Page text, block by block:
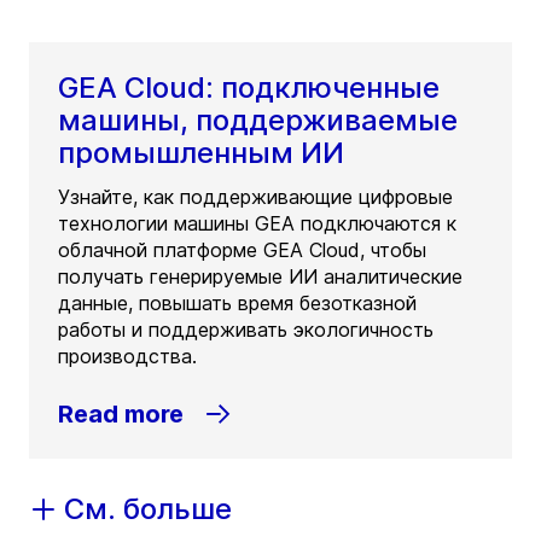
GEA Cloud: подключенные
машины, поддерживаемые
промышленным ИИ
Узнайте, как поддерживающие цифровые
технологии машины GEA подключаются к
облачной платформе GEA Cloud, чтобы
получать генерируемые ИИ аналитические
данные, повышать время безотказной
работы и поддерживать экологичность
производства.
Read more
См. больше